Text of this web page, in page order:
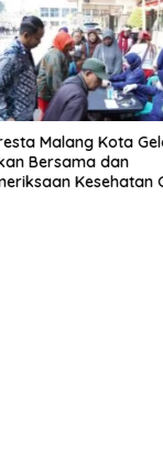
Malang Kota
Bersama dan
Kesehatan